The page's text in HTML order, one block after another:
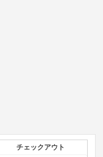
チェックアウト